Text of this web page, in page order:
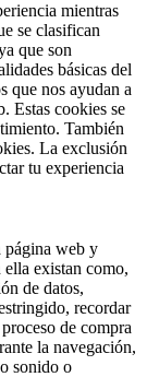
mientras
se clasifican
que son
básicas del
que nos ayudan a
Estas cookies se
También
La exclusión
tu experiencia
página web y
existan como,
de datos,
recordar
de compra
la navegación,
sonido o